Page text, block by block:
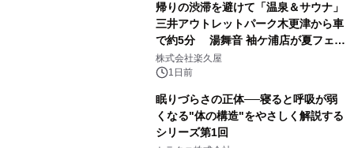
帰りの渋滞を避けて「温泉＆サウナ」
三井アウトレットパーク木更津から車
で約5分 湯舞音 袖ケ浦店が夏フェア
メニューを提供
株式会社楽久屋
1日前
眠りづらさの正体──寝ると呼吸が弱
くなる"体の構造"をやさしく解説する
シリーズ第1回